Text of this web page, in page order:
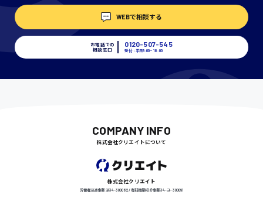
千葉県
WEBで相談する
お電話での
相談窓口
0120-507-545
受付：平日9:00 - 18:00
COMPANY INFO
株式会社クリエイトについて
株式会社クリエイト
労働者派遣事業 派34-300062 / 有料職業紹介事業 34-ユ-300091